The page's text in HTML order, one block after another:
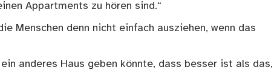
Appartments zu hören sind.“
Menschen denn nicht einfach ausziehen, wenn das
anderes Haus geben könnte, dass besser ist als das,